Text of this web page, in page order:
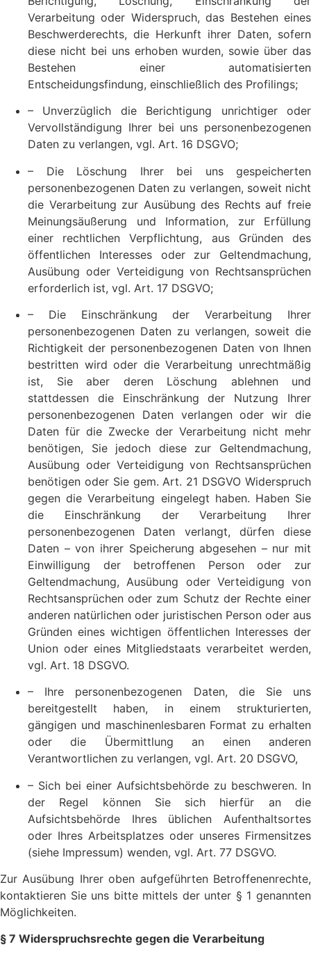
Verarbeitung oder Widerspruch, das Bestehen eines
Beschwerderechts, die Herkunft ihrer Daten, sofern
diese nicht bei uns erhoben wurden, sowie über das
Bestehen einer automatisierten
Entscheidungsfindung, einschließlich des Profilings;
– Unverzüglich die Berichtigung unrichtiger oder
Vervollständigung Ihrer bei uns personenbezogenen
Daten zu verlangen, vgl. Art. 16 DSGVO;
– Die Löschung Ihrer bei uns gespeicherten
personenbezogenen Daten zu verlangen, soweit nicht
die Verarbeitung zur Ausübung des Rechts auf freie
Meinungsäußerung und Information, zur Erfüllung
einer rechtlichen Verpflichtung, aus Gründen des
öffentlichen Interesses oder zur Geltendmachung,
Ausübung oder Verteidigung von Rechtsansprüchen
erforderlich ist, vgl. Art. 17 DSGVO;
– Die Einschränkung der Verarbeitung Ihrer
personenbezogenen Daten zu verlangen, soweit die
Richtigkeit der personenbezogenen Daten von Ihnen
bestritten wird oder die Verarbeitung unrechtmäßig
ist, Sie aber deren Löschung ablehnen und
stattdessen die Einschränkung der Nutzung Ihrer
personenbezogenen Daten verlangen oder wir die
Daten für die Zwecke der Verarbeitung nicht mehr
benötigen, Sie jedoch diese zur Geltendmachung,
Ausübung oder Verteidigung von Rechtsansprüchen
benötigen oder Sie gem. Art. 21 DSGVO Widerspruch
gegen die Verarbeitung eingelegt haben. Haben Sie
die Einschränkung der Verarbeitung Ihrer
personenbezogenen Daten verlangt, dürfen diese
Daten – von ihrer Speicherung abgesehen – nur mit
Einwilligung der betroffenen Person oder zur
Geltendmachung, Ausübung oder Verteidigung von
Rechtsansprüchen oder zum Schutz der Rechte einer
anderen natürlichen oder juristischen Person oder aus
Gründen eines wichtigen öffentlichen Interesses der
Union oder eines Mitgliedstaats verarbeitet werden,
vgl. Art. 18 DSGVO.
– Ihre personenbezogenen Daten, die Sie uns
bereitgestellt haben, in einem strukturierten,
gängigen und maschinenlesbaren Format zu erhalten
oder die Übermittlung an einen anderen
Verantwortlichen zu verlangen, vgl. Art. 20 DSGVO,
– Sich bei einer Aufsichtsbehörde zu beschweren. In
der Regel können Sie sich hierfür an die
Aufsichtsbehörde Ihres üblichen Aufenthaltsortes
oder Ihres Arbeitsplatzes oder unseres Firmensitzes
(siehe Impressum) wenden, vgl. Art. 77 DSGVO.
Zur Ausübung Ihrer oben aufgeführten Betroffenenrechte,
kontaktieren Sie uns bitte mittels der unter § 1 genannten
Möglichkeiten.
§ 7 Widerspruchsrechte gegen die Verarbeitung